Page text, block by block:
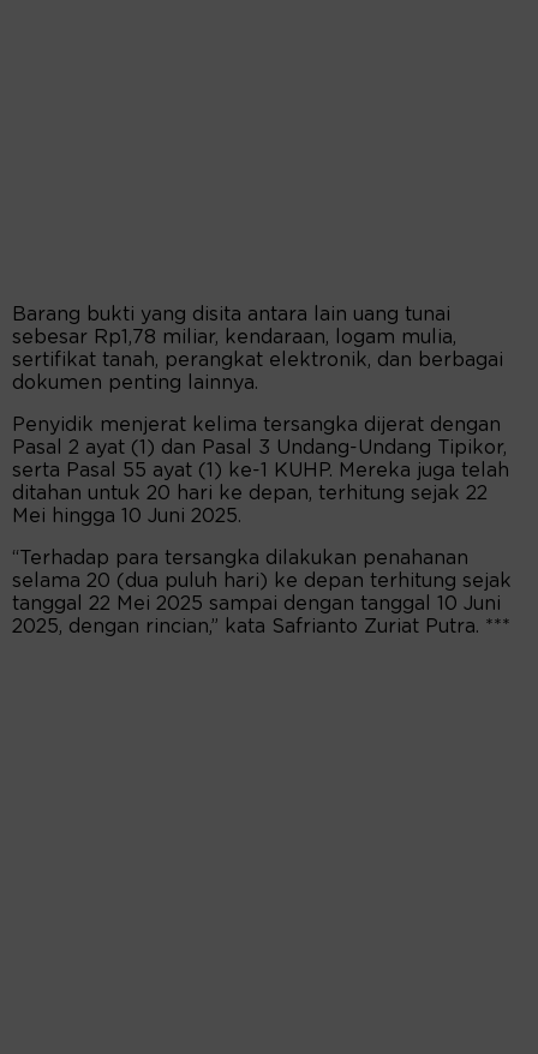
Barang bukti yang disita antara lain uang tunai
sebesar Rp1,78 miliar, kendaraan, logam mulia,
sertifikat tanah, perangkat elektronik, dan berbagai
dokumen penting lainnya.
Penyidik menjerat kelima tersangka dijerat dengan
Pasal 2 ayat (1) dan Pasal 3 Undang-Undang Tipikor,
serta Pasal 55 ayat (1) ke-1 KUHP. Mereka juga telah
ditahan untuk 20 hari ke depan, terhitung sejak 22
Mei hingga 10 Juni 2025.
“Terhadap para tersangka dilakukan penahanan
selama 20 (dua puluh hari) ke depan terhitung sejak
tanggal 22 Mei 2025 sampai dengan tanggal 10 Juni
2025, dengan rincian,” kata Safrianto Zuriat Putra. ***